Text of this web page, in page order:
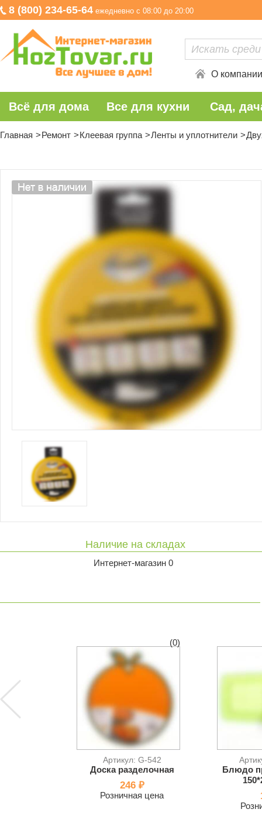
8 (800) 234-65-64 ежедневно с 08:00 до 20:00
О компании
Всё для дома Все для кухни Сад,
Главная Ремонт Клеевая группа Ленты и уплотнители
Наличие на складах
Интернет-магазин 0
(0)
Артикул: G-542
Доска разделочная
246 ₽
Розничная цена
Блюдо